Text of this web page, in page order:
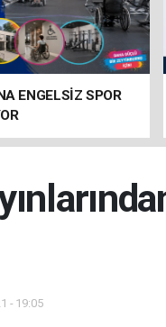
ENGELSİZ SPOR
- 19:05